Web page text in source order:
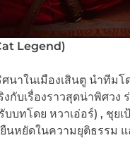
Legend)
นาในเมืองเสินตู นำทีม
กับเรื่องราวสุดน่าพิศวง
บทโดย หวาเอ่อร์) , ชุย
หยัดในความยุติธรรม